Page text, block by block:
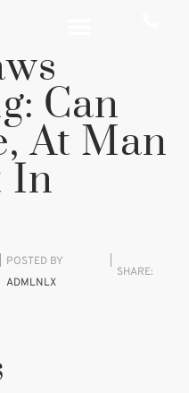
Can
At Man
In
POSTED BY
ADMLNLX
SHARE: